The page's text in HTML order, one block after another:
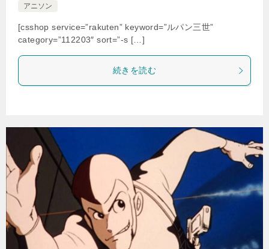
アニソン
[csshop service=”rakuten” keyword=”ルパン三世”
category=”112203″ sort=”-s […]
続きを読む